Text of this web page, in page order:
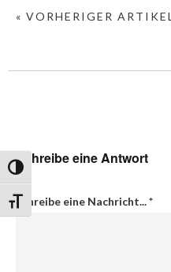
Umschalten auf hohe Kontraste
Schrift vergrößern
« VORHERIGER ARTIKEL
Schreibe eine Antwort
Schreibe eine Nachricht...*